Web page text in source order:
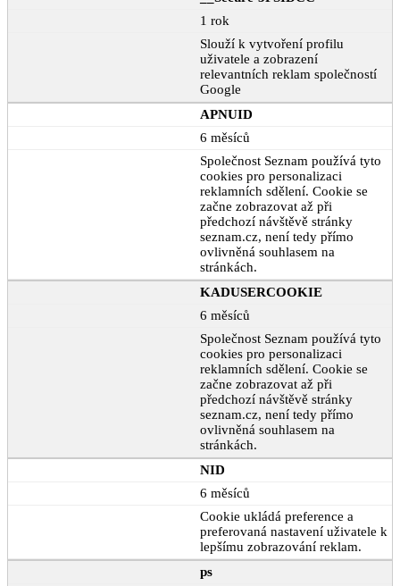
1 rok
Slouží k vytvoření profilu
uživatele a zobrazení
relevantních reklam společností
Google
APNUID
6 měsíců
Společnost Seznam používá tyto
cookies pro personalizaci
reklamních sdělení. Cookie se
začne zobrazovat až při
předchozí návštěvě stránky
seznam.cz, není tedy přímo
ovlivněná souhlasem na
stránkách.
KADUSERCOOKIE
6 měsíců
Společnost Seznam používá tyto
cookies pro personalizaci
reklamních sdělení. Cookie se
začne zobrazovat až při
předchozí návštěvě stránky
seznam.cz, není tedy přímo
ovlivněná souhlasem na
stránkách.
NID
6 měsíců
Cookie ukládá preference a
preferovaná nastavení uživatele k
lepšímu zobrazování reklam.
ps